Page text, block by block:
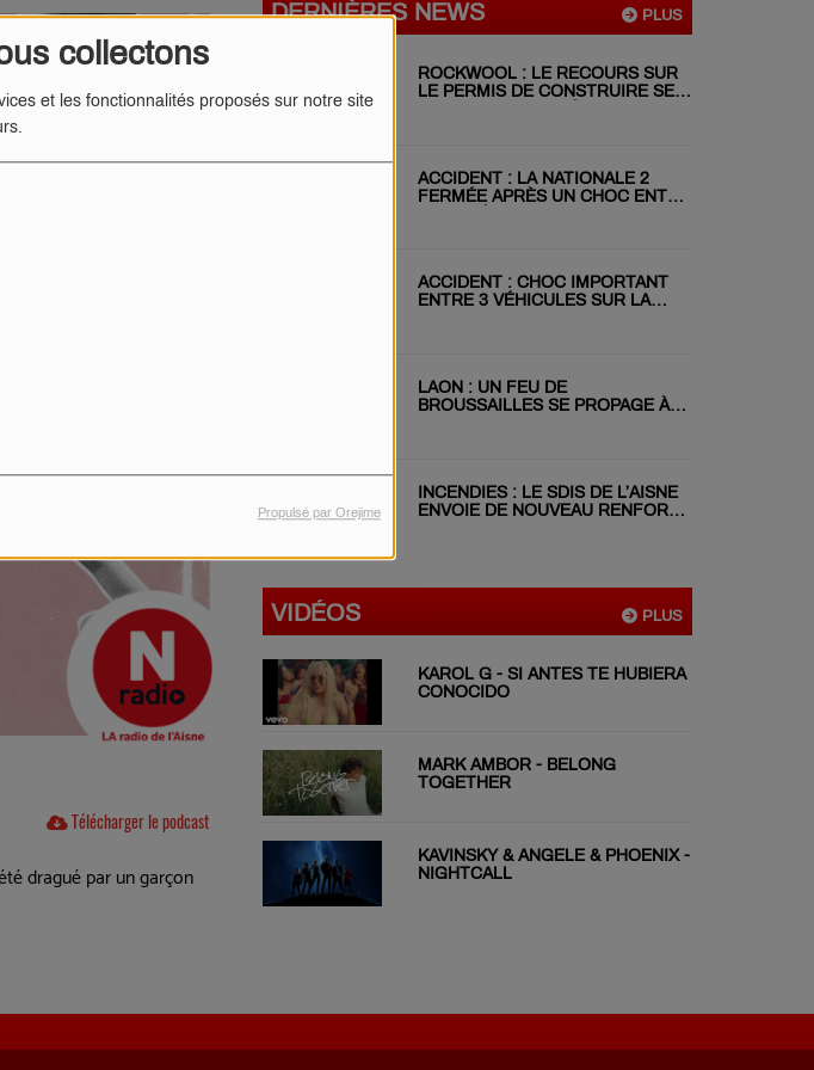
collectons
et les fonctionnalités proposés sur notre site
Propulsé par Orejime
Télécharger le podcast
dragué par un garçon
PLUS
DERNIÈRES NEWS
ROCKWOOL : LE RECOURS SUR
LE PERMIS DE CONSTRUIRE SE
ACCIDENT : LA NATIONALE 2
FERMÉE APRÈS UN CHOC ENTRE
ACCIDENT : CHOC IMPORTANT
ENTRE 3 VÉHICULES SUR LA
LAON : UN FEU DE
BROUSSAILLES SE PROPAGE À
INCENDIES : LE SDIS DE L’AISNE
ENVOIE DE NOUVEAU RENFORT
PLUS
VIDÉOS
KAROL G - SI ANTES TE HUBIERA
CONOCIDO
MARK AMBOR - BELONG
TOGETHER
KAVINSKY & ANGELE & PHOENIX -
NIGHTCALL